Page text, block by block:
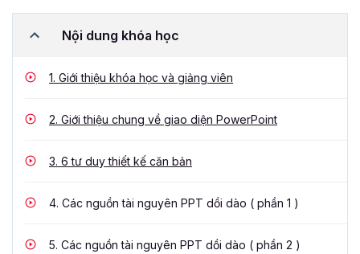
Nội dung khóa học
1. Giới thiệu khóa học và giảng viên
2. Giới thiệu chung về giao diện PowerPoint
3. 6 tư duy thiết kế căn bản
4. Các nguồn tài nguyên PPT dồi dào ( phần 1 )
5. Các nguồn tài nguyên PPT dồi dào ( phần 2 )